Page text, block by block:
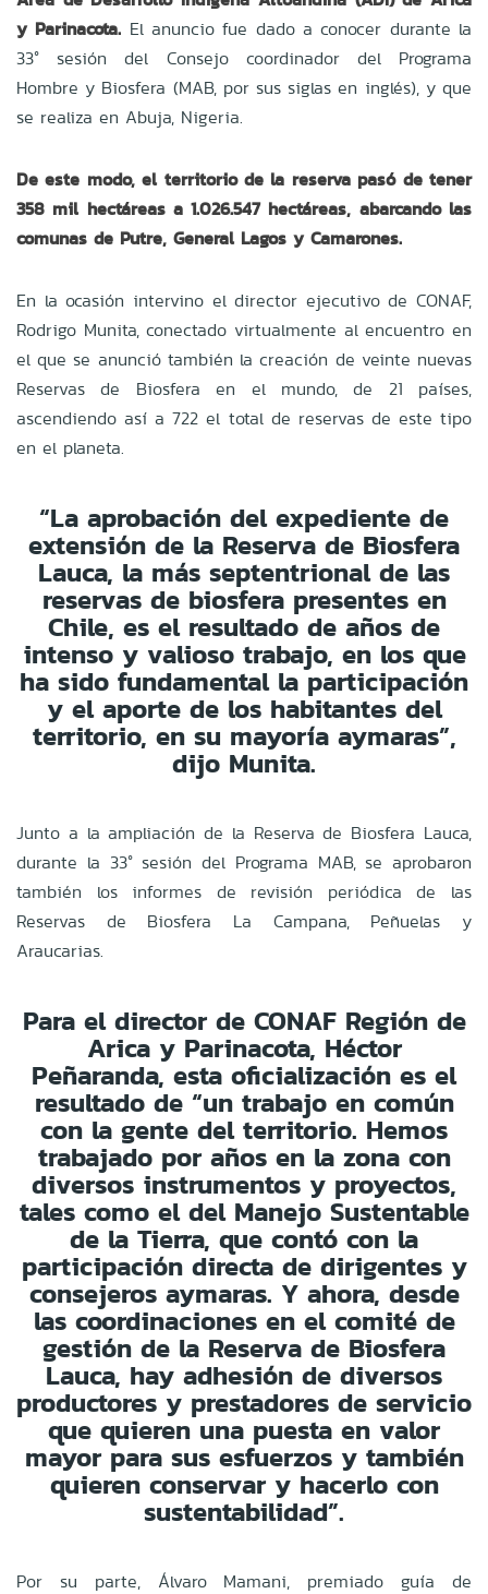
y Parinacota. El anuncio fue dado a conocer durante la
33° sesión del Consejo coordinador del Programa
Hombre y Biosfera (MAB, por sus siglas en inglés), y que
se realiza en Abuja, Nigeria.
De este modo, el territorio de la reserva pasó de tener
358 mil hectáreas a 1.026.547 hectáreas, abarcando las
comunas de Putre, General Lagos y Camarones.
En la ocasión intervino el director ejecutivo de CONAF,
Rodrigo Munita, conectado virtualmente al encuentro en
el que se anunció también la creación de veinte nuevas
Reservas de Biosfera en el mundo, de 21 países,
ascendiendo así a 722 el total de reservas de este tipo
en el planeta.
“La aprobación del expediente de
extensión de la Reserva de Biosfera
Lauca, la más septentrional de las
reservas de biosfera presentes en
Chile, es el resultado de años de
intenso y valioso trabajo, en los que
ha sido fundamental la participación
y el aporte de los habitantes del
territorio, en su mayoría aymaras”,
dijo Munita.
Junto a la ampliación de la Reserva de Biosfera Lauca,
durante la 33° sesión del Programa MAB, se aprobaron
también los informes de revisión periódica de las
Reservas de Biosfera La Campana, Peñuelas y
Araucarias.
Para el director de CONAF Región de
Arica y Parinacota, Héctor
Peñaranda, esta oficialización es el
resultado de “un trabajo en común
con la gente del territorio. Hemos
trabajado por años en la zona con
diversos instrumentos y proyectos,
tales como el del Manejo Sustentable
de la Tierra, que contó con la
participación directa de dirigentes y
consejeros aymaras. Y ahora, desde
las coordinaciones en el comité de
gestión de la Reserva de Biosfera
Lauca, hay adhesión de diversos
productores y prestadores de servicio
que quieren una puesta en valor
mayor para sus esfuerzos y también
quieren conservar y hacerlo con
sustentabilidad”.
Por su parte, Álvaro Mamani, premiado guía de